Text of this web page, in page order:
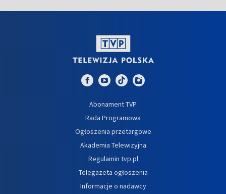
Abonament TVP
Rada Programowa
Ogłoszenia przetargowe
Akademia Telewizyjna
Regulamin tvp.pl
Telegazeta ogłoszenia
Informacje o nadawcy